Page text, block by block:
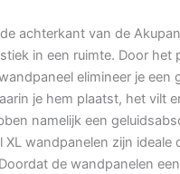
achterkant van de
in een ruimte. Door het
elimineer je een
je hem plaatst, het vilt
namelijk een
XL wandpanelen zijn
de wandpanelen